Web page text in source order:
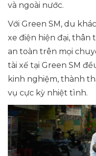
và ngoài nước.
Với Green SM, du
xe điện hiện đại, thân
an toàn trên mọi
tài xế tại Green SM
kinh nghiệm, thành
vụ cực kỳ nhiệt tình.